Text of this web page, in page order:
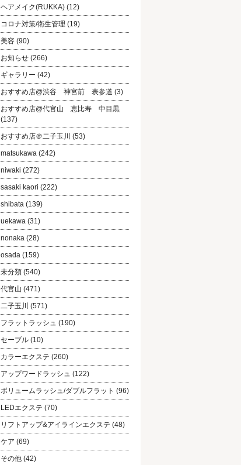
ヘアメイク(RUKKA) (12)
コロナ対策/衛生管理 (19)
美容 (90)
お知らせ (266)
ギャラリー (42)
おすすめ店@渋谷 神宮前 表参道 (3)
おすすめ店@代官山 恵比寿 中目黒
(137)
おすすめ店＠二子玉川 (53)
matsukawa (242)
niwaki (272)
sasaki kaori (222)
shibata (139)
uekawa (31)
nonaka (28)
osada (159)
未分類 (540)
代官山 (471)
二子玉川 (571)
フラットラッシュ (190)
セーブル (10)
カラーエクステ (260)
アップワードラッシュ (122)
ボリュームラッシュ/ダブルフラット (96)
LEDエクステ (70)
リフトアップ&アイラインエクステ (48)
ケア (69)
その他 (42)